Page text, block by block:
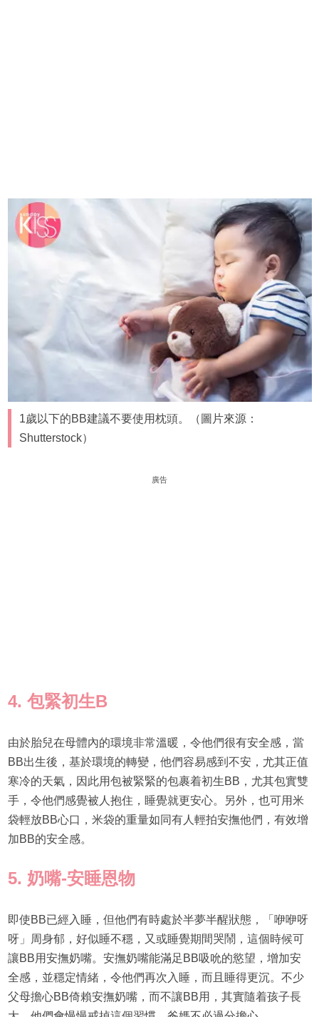
1歲以下的BB建議不要使用枕頭。（圖片來源：
Shutterstock）
廣告
4. 包緊初生B
由於胎兒在母體內的環境非常溫暖，令他們很有安全感，當
BB出生後，基於環境的轉變，他們容易感到不安，尤其正值
寒冷的天氣，因此用包被緊緊的包裹着初生BB，尤其包實雙
手，令他們感覺被人抱住，睡覺就更安心。另外，也可用米
袋輕放BB心口，米袋的重量如同有人輕拍安撫他們，有效增
加BB的安全感。
5. 奶嘴-安睡恩物
即使BB已經入睡，但他們有時處於半夢半醒狀態，「咿咿呀
呀」周身郁，好似睡不穩，又或睡覺期間哭鬧，這個時候可
讓BB用安撫奶嘴。安撫奶嘴能滿足BB吸吮的慾望，增加安
全感，並穩定情緒，令他們再次入睡，而且睡得更沉。不少
父母擔心BB倚賴安撫奶嘴，而不讓BB用，其實隨着孩子長